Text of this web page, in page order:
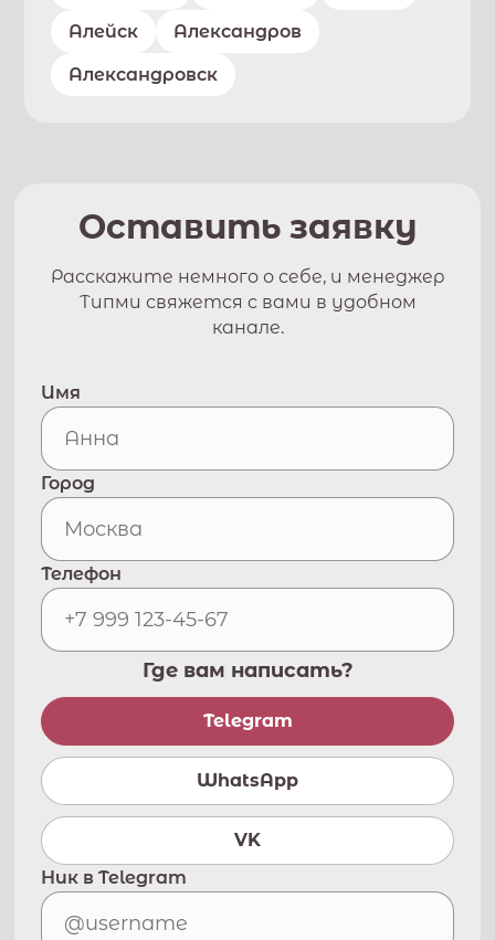
Алейск Александров
Александровск
Оставить заявку
Расскажите немного о себе, и менеджер
Типми свяжется с вами в удобном
канале.
Имя
Город
Телефон
Где вам написать?
Telegram
WhatsApp
VK
Ник в Telegram